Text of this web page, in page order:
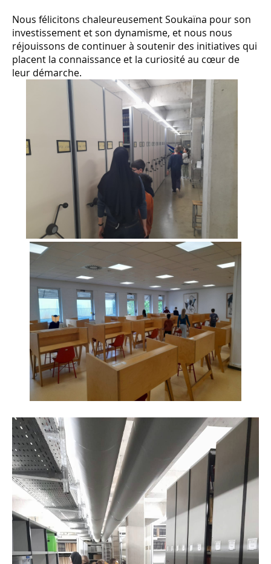
Nous félicitons chaleureusement Soukaïna pour son
investissement et son dynamisme, et nous nous
réjouissons de continuer à soutenir des initiatives qui
placent la connaissance et la curiosité au cœur de
leur démarche.